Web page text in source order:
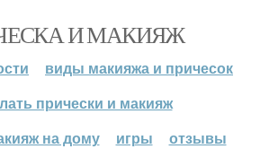
И МАКИЯЖ
виды макияжа и причесок
прически и макияж
на дому
игры отзывы